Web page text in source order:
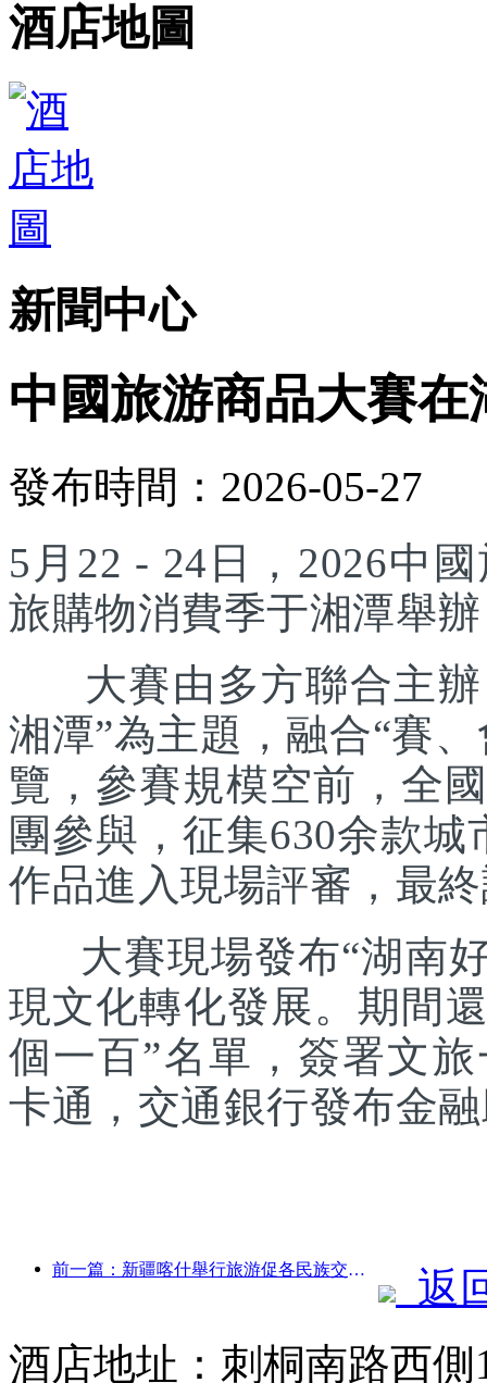
酒店地圖
新聞中心
中國旅游商品大賽
發布時間：2026-05-27
5月22 - 24日，2026中
旅購物消費季于湘潭舉
大賽由多方聯合主辦
湘潭”為主題，融合“賽
覽，參賽規模空前，全
團參與，征集630余款
作品進入現場評審，最
大賽現場發布“湖南好
現文化轉化發展。期間
個一百”名單，簽署文
卡通，交通銀行發布金
前一篇：新疆喀什舉行旅游促各民族交流推廣活動
返
酒店地址：刺桐南路西